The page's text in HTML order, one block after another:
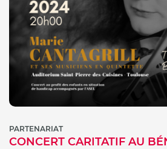
PARTENARIAT
CONCERT CARITATIF AU